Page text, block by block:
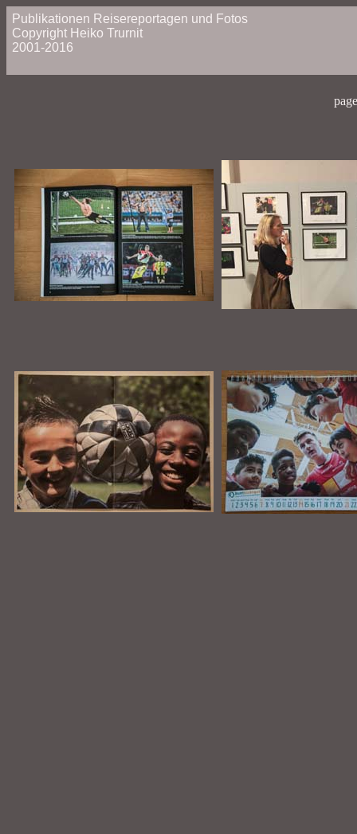
Publikationen Reisereportagen und Fotos
Copyright Heiko Trurnit
2001-2016